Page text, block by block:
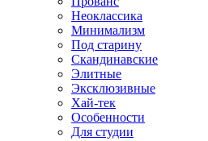
Неоклассика
Минимализм
Под старину
Скандинавские
Элитные
Эксклюзивные
Хай-тек
Особенности
Для студии